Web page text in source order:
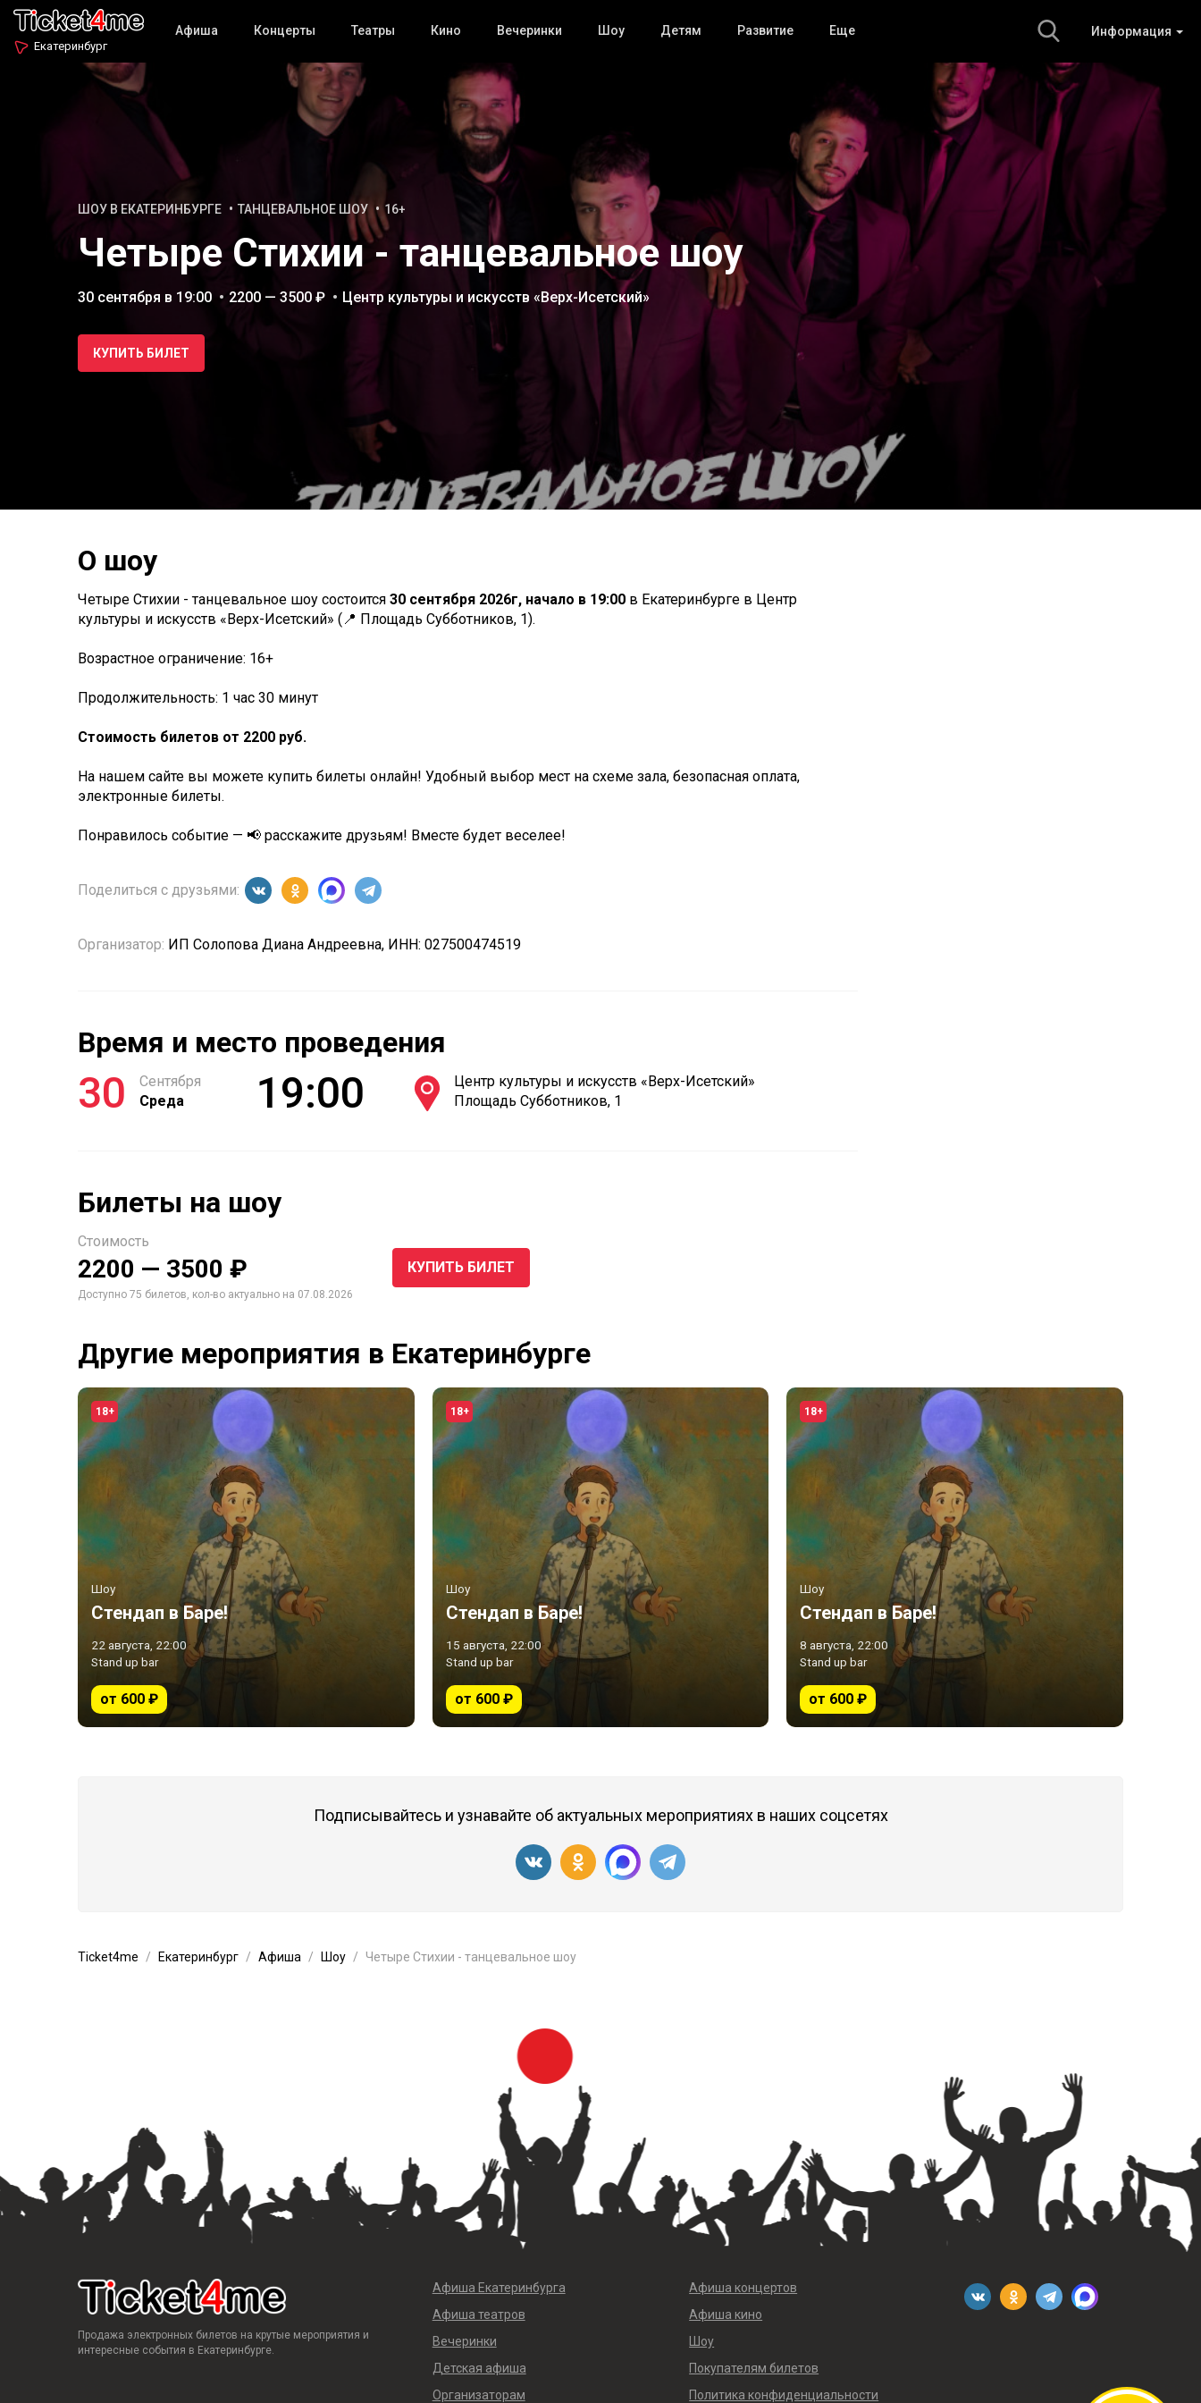
Екатеринбург
Информация
Афиша Концерты Театры Кино Вечеринки Шоу Детям Развитие Еще
ШОУ В ЕКАТЕРИНБУРГЕ ТАНЦЕВАЛЬНОЕ ШОУ 16+
Четыре Стихии - танцевальное шоу
30 сентября в 19:00 2200 — 3500 ₽ Центр культуры и искусств «Верх-Исетский»
КУПИТЬ БИЛЕТ
О шоу
Четыре Стихии - танцевальное шоу состоится 30 сентября 2026г, начало в 19:00 в Екатеринбурге в Центр
культуры и искусств «Верх-Исетский» (📍 Площадь Субботников, 1).
Возрастное ограничение: 16+
Продолжительность: 1 час 30 минут
Стоимость билетов от 2200 руб.
На нашем сайте вы можете купить билеты онлайн! Удобный выбор мест на схеме зала, безопасная оплата,
электронные билеты.
Понравилось событие — 📢 расскажите друзьям! Вместе будет веселее!
Поделиться с друзьями:
Организатор: ИП Солопова Диана Андреевна, ИНН: 027500474519
Время и место проведения
30
Сентября
Среда
19:00
Центр культуры и искусств «Верх-Исетский»
Площадь Субботников, 1
Билеты на шоу
Стоимость
2200 — 3500 ₽
Доступно 75 билетов, кол-во актуально на 07.08.2026
КУПИТЬ БИЛЕТ
Другие мероприятия в Екатеринбурге
18+
Шоу
Стендап в Баре!
22 августа, 22:00
Stand up bar
от 600 ₽
18+
Шоу
Стендап в Баре!
15 августа, 22:00
Stand up bar
от 600 ₽
18+
Шоу
Стендап в Баре!
8 августа, 22:00
Stand up bar
от 600 ₽
Подписывайтесь и узнавайте об актуальных мероприятиях в наших соцсетях
Ticket4me Екатеринбург Афиша Шоу Четыре Стихии - танцевальное шоу
Продажа электронных билетов на крутые мероприятия и
интересные события в Екатеринбурге.
Афиша Екатеринбурга
Афиша концертов
Афиша театров
Афиша кино
Вечеринки
Шоу
Детская афиша
Покупателям билетов
Организаторам
Политика конфиденциальности